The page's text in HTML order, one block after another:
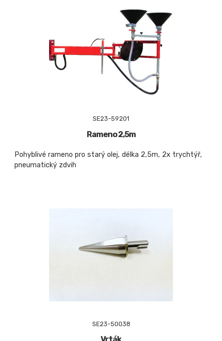
SE23-59201
Rameno 2,5m
Pohyblivé rameno pro starý olej, délka 2,5m, 2x trychtýř,
pneumatický zdvih
SE23-50038